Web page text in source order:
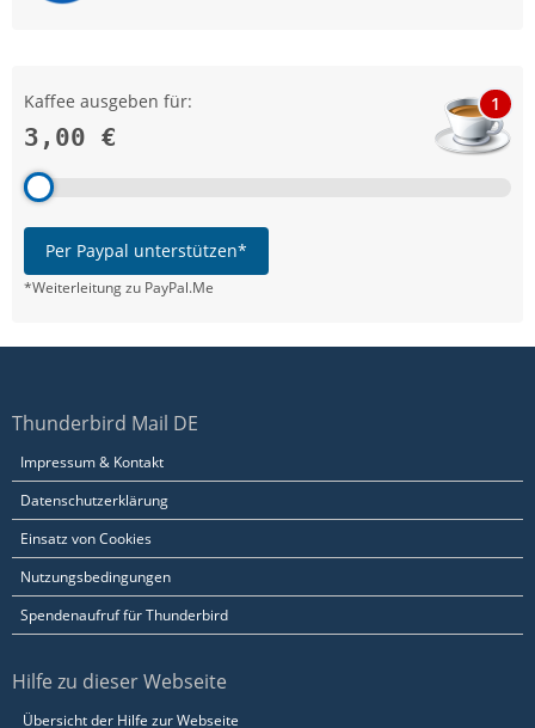
Kaffee ausgeben für:
3,00 €
1
Per Paypal unterstützen*
*Weiterleitung zu PayPal.Me
Thunderbird Mail DE
Impressum & Kontakt
Datenschutzerklärung
Einsatz von Cookies
Nutzungsbedingungen
Spendenaufruf für Thunderbird
Hilfe zu dieser Webseite
Übersicht der Hilfe zur Webseite